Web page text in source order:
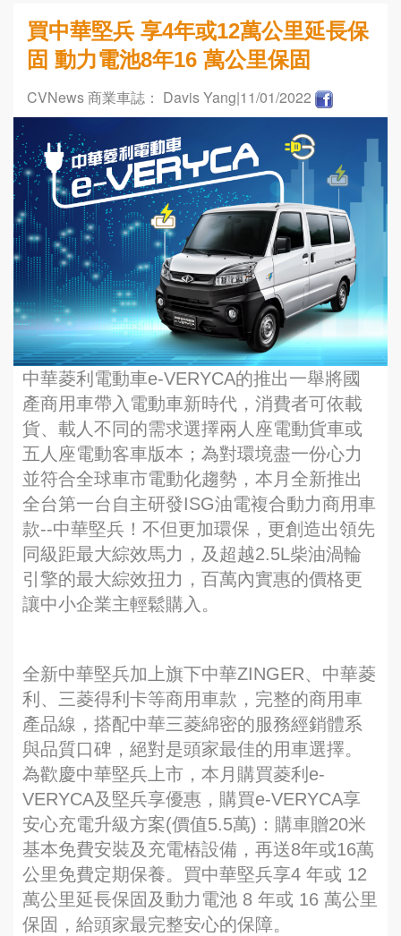
買中華堅兵 享4年或12萬公里延長保
固 動力電池8年16 萬公里保固
CVNews 商業車誌： Davis Yang|11/01/2022
中華菱利電動車e-VERYCA的推出一舉將國
產商用車帶入電動車新時代，消費者可依載
貨、載人不同的需求選擇兩人座電動貨車或
五人座電動客車版本；為對環境盡一份心力
並符合全球車市電動化趨勢，本月全新推出
全台第一台自主研發ISG油電複合動力商用車
款--中華堅兵！不但更加環保，更創造出領先
同級距最大綜效馬力，及超越2.5L柴油渦輪
引擎的最大綜效扭力，百萬內實惠的價格更
讓中小企業主輕鬆購入。
全新中華堅兵加上旗下中華ZINGER、中華菱
利、三菱得利卡等商用車款，完整的商用車
產品線，搭配中華三菱綿密的服務經銷體系
與品質口碑，絕對是頭家最佳的用車選擇。
為歡慶中華堅兵上市，本月購買菱利e-
VERYCA及堅兵享優惠，購買e-VERYCA享
安心充電升級方案(價值5.5萬)：購車贈20米
基本免費安裝及充電樁設備，再送8年或16萬
公里免費定期保養。買中華堅兵享4 年或 12
萬公里延長保固及動力電池 8 年或 16 萬公里
保固，給頭家最完整安心的保障。